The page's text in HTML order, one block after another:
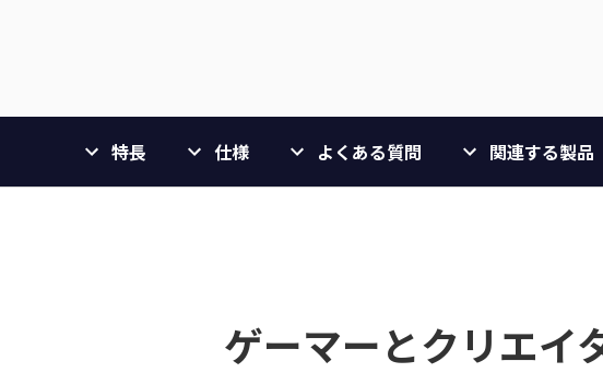
特長 仕様 よくある質問 関連する製品
ゲーマーとクリエイ